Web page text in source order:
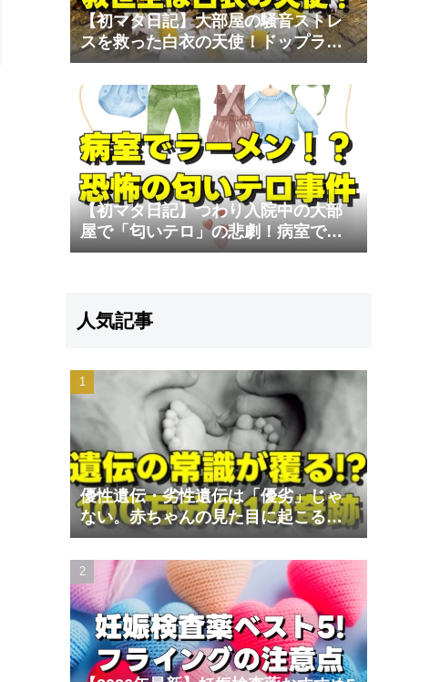
【初マタ日記】大部屋の騒音ストレ
スを救った白衣の天使！ドップラー
心音計の至福
【初マタ日記】つわり入院中の大部
屋で「匂いテロ」の悲劇！病室でラ
ーメンは勘弁して
人気記事
優性遺伝・劣性遺伝は「優劣」じゃ
ない。赤ちゃんの見た目に起こる遺
伝の不思議